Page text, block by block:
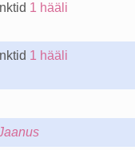
1 hääli
1 hääli